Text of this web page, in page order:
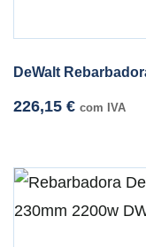
DeWalt
226,15 € com IVA